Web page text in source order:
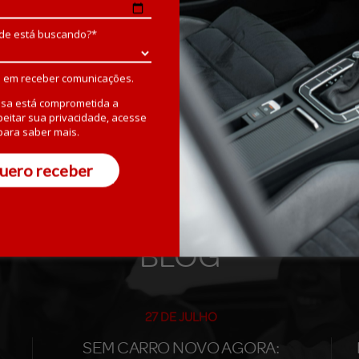
está buscando?*
em receber comunicações.
está comprometida a
sua privacidade, acesse
saber mais.
receber
Todo o atendimento foi impecável.
dos motoristas que nos pegaram e
Renato G. – 21/07/2026 – Florianópolis - SC
BLOG
27 DE JULHO
SEM CARRO NOVO AGORA: